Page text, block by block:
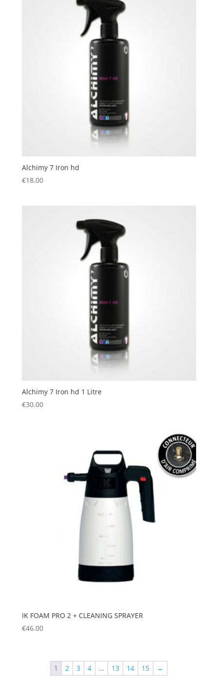
Alchimy 7 Iron hd
€18.00
Alchimy 7 Iron hd 1 Litre
€30.00
IK FOAM PRO 2 + CLEANING SPRAYER
€46.00
1 2 3 4 … 13 14 15 →